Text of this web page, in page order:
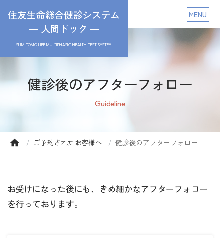
MENU
住友生命総合健診システム
― 人間ドック ―
SUMITOMO LIFE MULTIPHASIC HEALTH TEST SYSTEM
健診後のアフターフォロー
Guideline
ご予約されたお客様へ 健診後のアフターフォロー
お受けになった後にも、きめ細かなアフターフォロー
を行っております。